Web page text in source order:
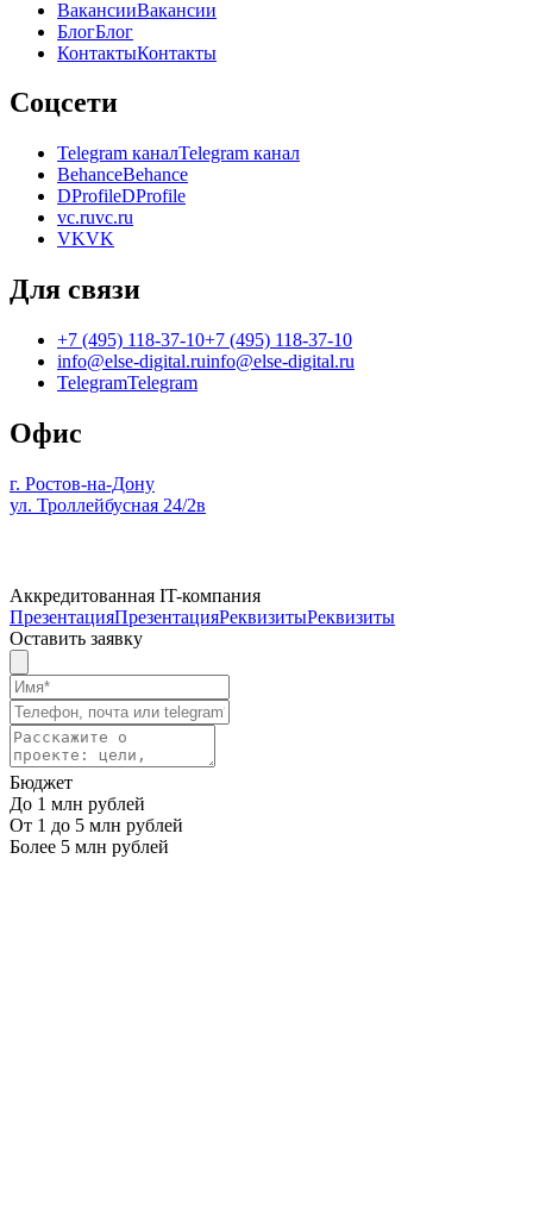
ВакансииВакансии
БлогБлог
КонтактыКонтакты
Соцсети
Telegram каналTelegram канал
BehanceBehance
DProfileDProfile
vc.ruvc.ru
VKVK
Для связи
+7 (495) 118-37-10+7 (495) 118-37-10
info@else-digital.ruinfo@else-digital.ru
TelegramTelegram
Офис
г. Ростов-на-Дону
ул. Троллейбусная 24/2в
Аккредитованная IT-компания
ПрезентацияПрезентацияРеквизитыРеквизиты
Оставить заявку
Бюджет
До 1 млн рублей
От 1 до 5 млн рублей
Более 5 млн рублей